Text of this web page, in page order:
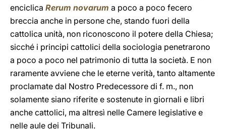
enciclica Rerum novarum a poco a poco fecero
breccia anche in persone che, stando fuori della
cattolica unità, non riconoscono il potere della Chiesa;
sicché i principi cattolici della sociologia penetrarono
a poco a poco nel patrimonio di tutta la società. E non
raramente avviene che le eterne verità, tanto altamente
proclamate dal Nostro Predecessore di f. m., non
solamente siano riferite e sostenute in giornali e libri
anche cattolici, ma altresì nelle Camere legislative e
nelle aule dei Tribunali.